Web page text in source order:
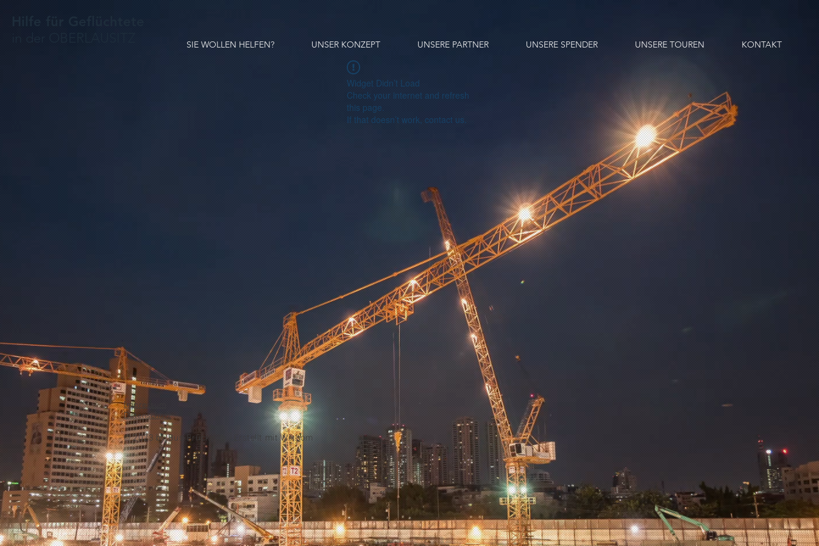
SIE WOLLEN HELFEN? UNSER KONZEPT UNSERE PARTNER UNSERE SPENDER UNSERE TOUREN KONTAKT
Widget Didn’t Load
Check your internet and refresh
this page.
If that doesn’t work, contact us.
Impressum
Datenschutz
© 2023 byBus-Brücke.de - Erstellt mitWix.com